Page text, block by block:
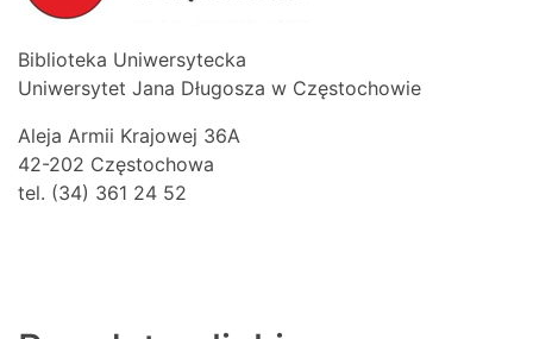
Biblioteka Uniwersytecka
Uniwersytet Jana Długosza w Częstochowie
Aleja Armii Krajowej 36A
42-202 Częstochowa
tel. (34) 361 24 52